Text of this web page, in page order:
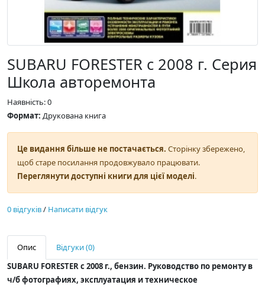
SUBARU FORESTER с 2008 г. Серия
Школа авторемонта
Наявність: 0
Формат: Друкована книга
Це видання більше не постачається. Сторінку збережено,
щоб старе посилання продовжувало працювати.
Переглянути доступні книги для цієї моделі.
0 відгуків/ Написати відгук
Опис
Відгуки (0)
SUBARU FORESTER с 2008 г., бензин. Руководство по ремонту в
ч/б фотографиях, эксплуатация и техническое